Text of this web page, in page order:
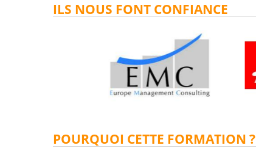
ILS NOUS FONT CONFIANCE
POURQUOI CETTE FORMATION ?